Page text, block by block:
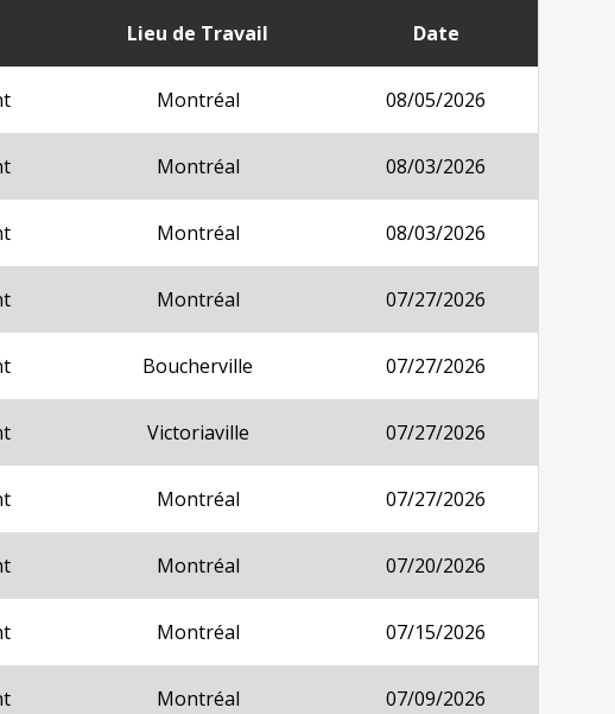
Lieu de Travail Date
Montréal 08/05/2026
Montréal 08/03/2026
Montréal 08/03/2026
Montréal 07/27/2026
Boucherville 07/27/2026
Victoriaville 07/27/2026
Montréal 07/27/2026
Montréal 07/20/2026
Montréal 07/15/2026
Montréal 07/09/2026